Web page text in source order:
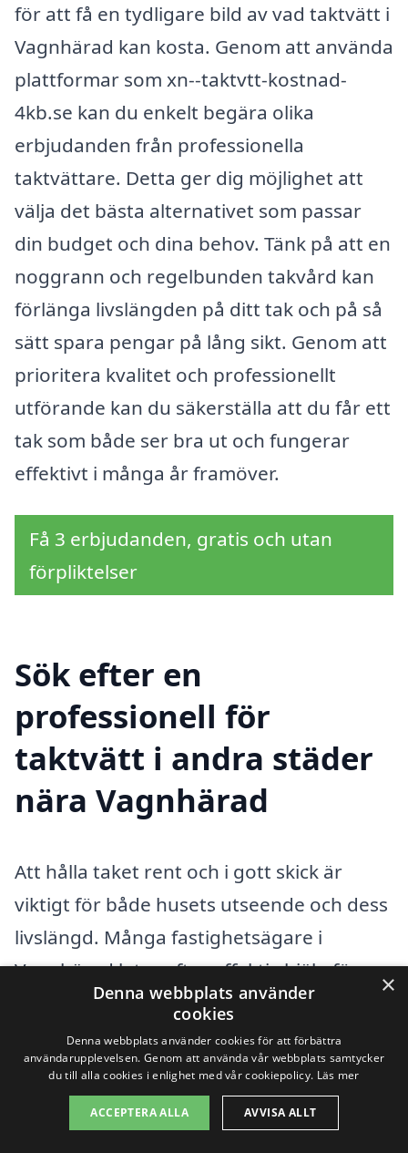
för att få en tydligare bild av vad taktvätt i
Vagnhärad kan kosta. Genom att använda
plattformar som xn--taktvtt-kostnad-
4kb.se kan du enkelt begära olika
erbjudanden från professionella
taktvättare. Detta ger dig möjlighet att
välja det bästa alternativet som passar
din budget och dina behov. Tänk på att en
noggrann och regelbunden takvård kan
förlänga livslängden på ditt tak och på så
sätt spara pengar på lång sikt. Genom att
prioritera kvalitet och professionellt
utförande kan du säkerställa att du får ett
tak som både ser bra ut och fungerar
effektivt i många år framöver.
Få 3 erbjudanden, gratis och utan
förpliktelser
Sök efter en
professionell för
taktvätt i andra städer
nära Vagnhärad
Att hålla taket rent och i gott skick är
viktigt för både husets utseende och dess
livslängd. Många fastighetsägare i
Vagnhärad letar efter effektiv hjälp för
taktvätt. Genom att anlita professionella
tjänster kan du säkerställa att taket får
den omvårdnad som det förtjänar. Om du
bor i Vagnhärad och behöver taktvätt,
finns det flera företag i närliggande
×
Denna webbplats använder
cookies
Denna webbplats använder cookies för att förbättra
användarupplevelsen. Genom att använda vår webbplats samtycker
du till alla cookies i enlighet med vår cookiepolicy. Läs mer
ACCEPTERA ALLA AVVISA ALLT